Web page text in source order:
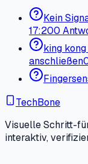
Kein
17:200
king
anschließen
TechBone
Visuelle Schritt-
interaktiv,